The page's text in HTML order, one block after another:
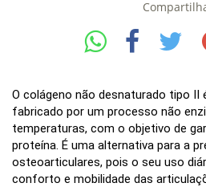
O colágeno não desnaturado tipo
fabricado por um processo não
temperaturas, com o objetivo de
proteína. É uma alternativa para a
osteoarticulares, pois o seu uso
conforto e mobilidade das